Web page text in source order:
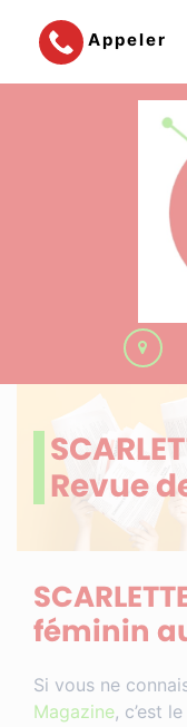
Appeler
Revue
féminin
Si vous ne
Magazine, c’est